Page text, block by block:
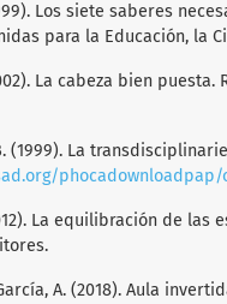
Los siete saberes
para la Educación, la
La cabeza bien
(1999). La
La equilibración de
A. (2018). Aula